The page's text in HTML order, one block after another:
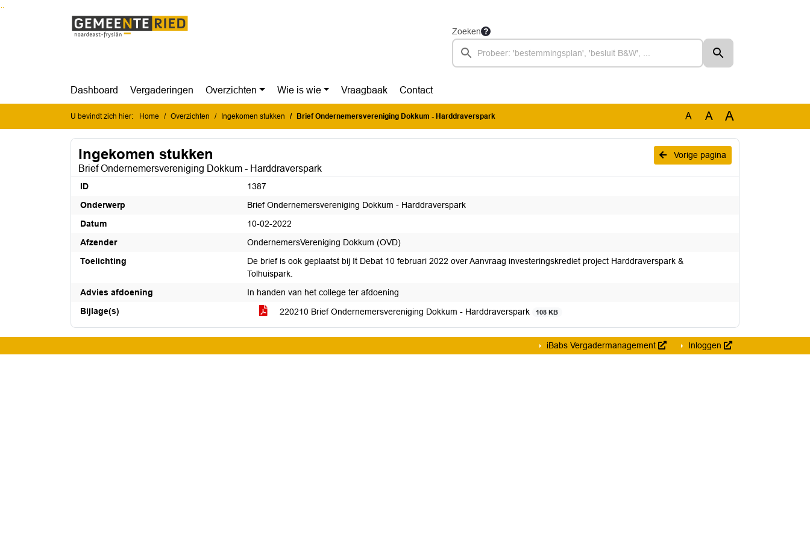
Ga naar de inhoud van deze pagina
Ga naar het zoeken
Ga naar het menu
Zoeken
Dashboard Vergaderingen Overzichten Wie is wie Vraagbaak Contact
U bevindt zich hier: Home Overzichten Ingekomen stukken Brief Ondernemersvereniging Dokkum - Harddraverspark A A A
Vorige pagina
Ingekomen stukken
Brief Ondernemersvereniging Dokkum - Harddraverspark
ID
1387
Onderwerp
Brief Ondernemersvereniging Dokkum - Harddraverspark
Datum
10-02-2022
Afzender
OndernemersVereniging Dokkum (OVD)
Toelichting
De brief is ook geplaatst bij It Debat 10 februari 2022 over Aanvraag investeringskrediet project Harddraverspark &
Tolhuispark.
Advies afdoening
In handen van het college ter afdoening
Bijlage(s)
220210 Brief Ondernemersvereniging Dokkum - Harddraverspark 108 KB
iBabs Vergadermanagement Inloggen